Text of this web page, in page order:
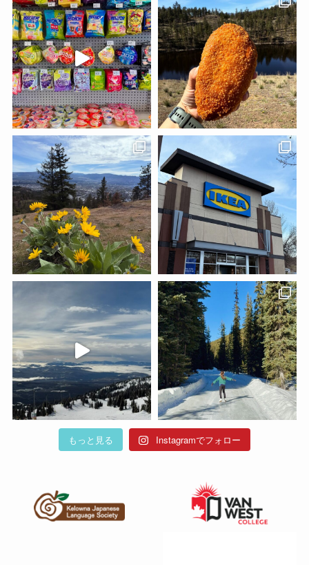
もっと見る Instagramでフォロー